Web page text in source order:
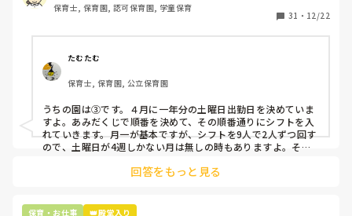
①土曜日の希望休は2日まで、と制限をかける
②毎月、必ず土曜保育に入ることのできる日を1日だけピッ
クアップしてもらう
③仮シフトが出た時、土曜出勤が難しければ自身で代わりの
人を交渉して見つけてもらう
上記のいずれかの対策を取り入れることを考えています。
保育士, 保育園, 認可保育園, 学童保育
31 ・ 12/22
たむたむ
保育士, 保育園, 公立保育園
うちの園は③です。４月に一年分の土曜日出勤日を決めていま
すよ。あみだくじで順番を決めて、その順番通りにシフトを入
れていきます。月一が基本ですが、シフトを9人で2人ずつ回す
ので、土曜日が4週しかない月は無しの時もありますよ。その
て貰い、主任に報告してます。
回答をもっと見る
保育・お仕事 👑殿堂入り